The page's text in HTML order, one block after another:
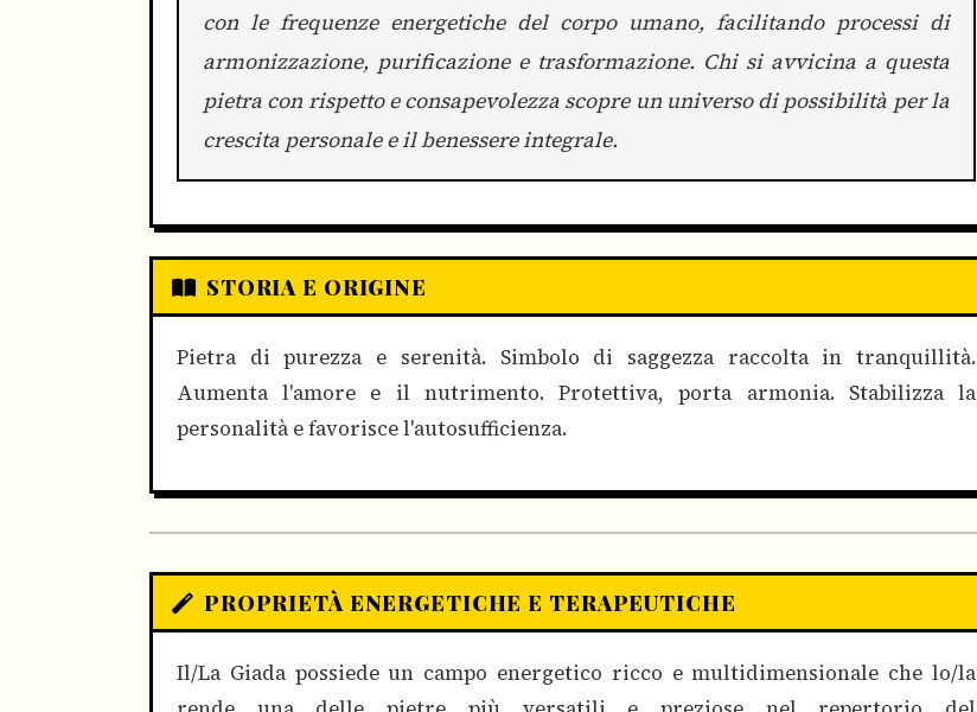
con le frequenze energetiche del corpo umano, facilitando processi di
armonizzazione, purificazione e trasformazione. Chi si avvicina a questa
pietra con rispetto e consapevolezza scopre un universo di possibilità per la
crescita personale e il benessere integrale.
STORIA E ORIGINE
Pietra di purezza e serenità. Simbolo di saggezza raccolta in tranquillità.
Aumenta l'amore e il nutrimento. Protettiva, porta armonia. Stabilizza la
personalità e favorisce l'autosufficienza.
PROPRIETÀ ENERGETICHE E TERAPEUTICHE
Il/La Giada possiede un campo energetico ricco e multidimensionale che lo/la